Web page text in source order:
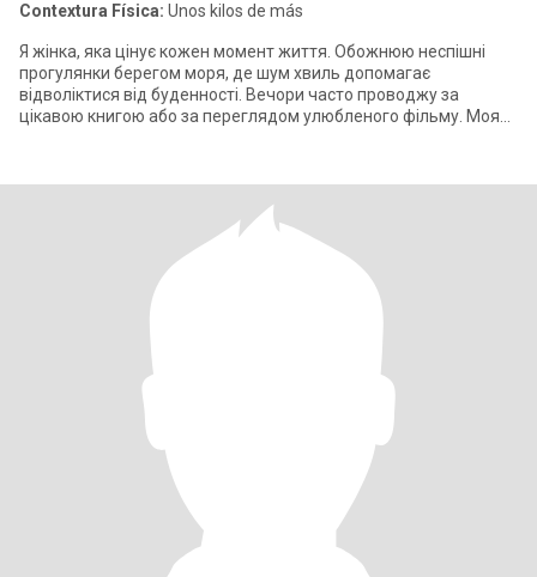
Contextura Física: Unos kilos de más
Я жінка, яка цінує кожен момент життя. Обожнюю неспішні
прогулянки берегом моря, де шум хвиль допомагає
відволіктися від буденності. Вечори часто проводжу за
цікавою книгою або за переглядом улюбленого фільму. Моя